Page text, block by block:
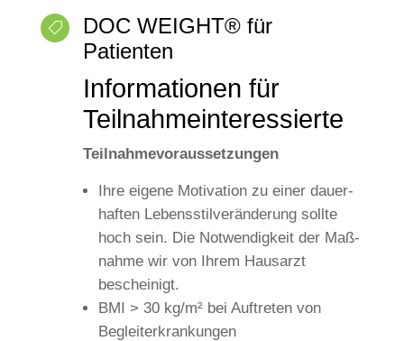

DOC WEIGHT® für
Patienten
Infor­ma­tio­nen für
Teilnahmeinteressierte
Teil­nah­me­vor­aus­set­zun­gen
Ihre eige­ne Moti­va­ti­on zu einer dau­er­
haf­ten Lebens­stil­ver­än­de­rung soll­te
hoch sein. Die Not­wen­dig­keit der Maß­
nah­me wir von Ihrem Haus­arzt
bescheinigt.
BMI > 30 kg/m² bei Auf­tre­ten von
Begleit­erkran­kun­gen